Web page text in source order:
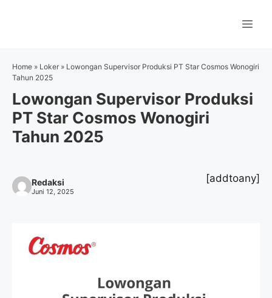
Home » Loker » Lowongan Supervisor Produksi PT Star Cosmos Wonogiri
Tahun 2025
Lowongan Supervisor Produksi
PT Star Cosmos Wonogiri
Tahun 2025
Redaksi
Juni 12, 2025
[addtoany]